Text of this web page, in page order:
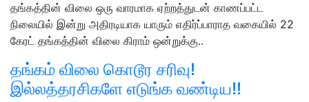
தங்கத்தின் விலை ஒரு வாரமாக ஏற்றத்துடன் காணப்பட்ட
நிலையில் இன்று அதிரடியாக யாரும் எதிர்ப்பாராத வகையில் 22
கேரட் தங்கத்தின் விலை கிராம் ஒன்றுக்கு..
தங்கம் விலை கொடூர சரிவு!
இல்லத்தரசிகளே எடுங்க வண்டிய!!